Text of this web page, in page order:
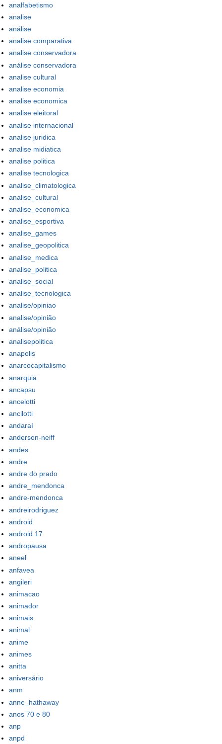
analfabetismo
analise
análise
analise comparativa
analise conservadora
análise conservadora
analise cultural
analise economia
analise economica
analise eleitoral
analise internacional
analise juridica
analise midiatica
analise politica
analise tecnologica
analise_climatologica
analise_cultural
analise_economica
analise_esportiva
analise_games
analise_geopolitica
analise_medica
analise_politica
analise_social
analise_tecnologica
analise/opiniao
analise/opinião
análise/opinião
analisepolitica
anapolis
anarcocapitalismo
anarquia
ancapsu
ancelotti
ancilotti
andaraí
anderson-neiff
andes
andre
andre do prado
andre_mendonca
andre-mendonca
andreirodriguez
android
android 17
andropausa
aneel
anfavea
angileri
animacao
animador
animais
animal
anime
animes
anitta
aniversário
anm
anne_hathaway
anos 70 e 80
anp
anpd